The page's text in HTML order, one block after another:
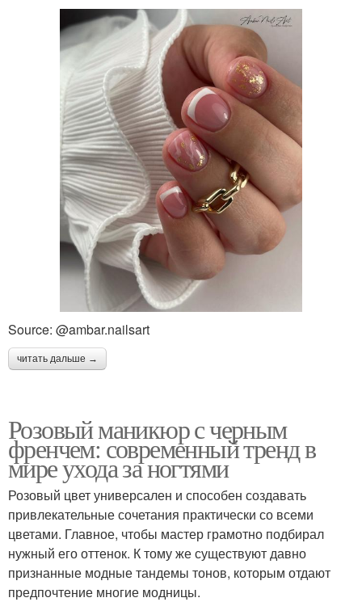
Source: @ambar.nailsart
читать дальше →
Розовый маникюр с черным
френчем: современный тренд в
мире ухода за ногтями
Розовый цвет универсален и способен создавать
привлекательные сочетания практически со всеми
цветами. Главное, чтобы мастер грамотно подбирал
нужный его оттенок. К тому же существуют давно
признанные модные тандемы тонов, которым отдают
предпочтение многие модницы.